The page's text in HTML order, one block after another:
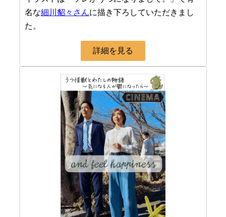
名な細川貂々さんに描き下ろしていただきまし
た。
詳細を見る